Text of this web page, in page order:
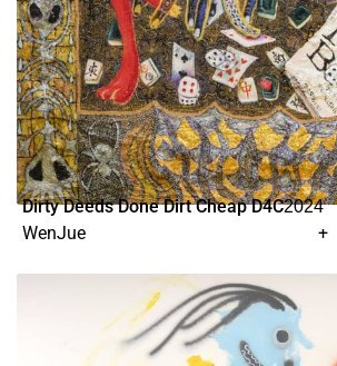
Dirty Deeds Done Dirt Cheap D4C
WenJue
2024
+